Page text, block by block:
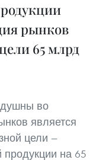
рынков
65 млрд
во
является
цели —
продукции на 65